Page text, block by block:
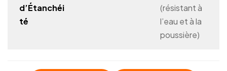
d’Étanchéi
té
(résistant à
l’eau et à la
poussière)